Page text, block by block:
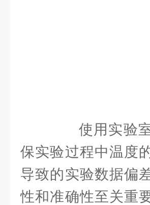
使用实验室
保实验过程中温度
导致的实验数据偏
性和准确性至关重